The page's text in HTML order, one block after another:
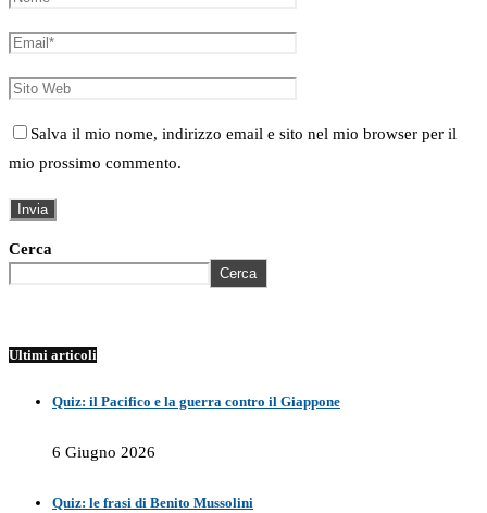
Salva il mio nome, indirizzo email e sito nel mio browser per il
mio prossimo commento.
Cerca
Cerca
Ultimi articoli
Quiz: il Pacifico e la guerra contro il Giappone
6 Giugno 2026
Quiz: le frasi di Benito Mussolini